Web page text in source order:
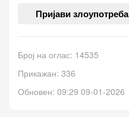
Пријави злоупотреба
Број на оглас: 14535
Прикажан: 336
Обновен: 09:29 09-01-2026